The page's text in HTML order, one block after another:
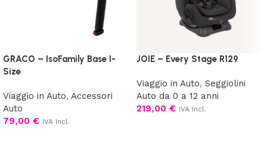
GRACO – IsoFamily Base I-
Size
Viaggio in Auto, Accessori
Auto
79,00 € IVA Incl.
JOIE – Every Stage R129
Viaggio in Auto, Seggiolini
Auto da 0 a 12 anni
219,00 € IVA Incl.